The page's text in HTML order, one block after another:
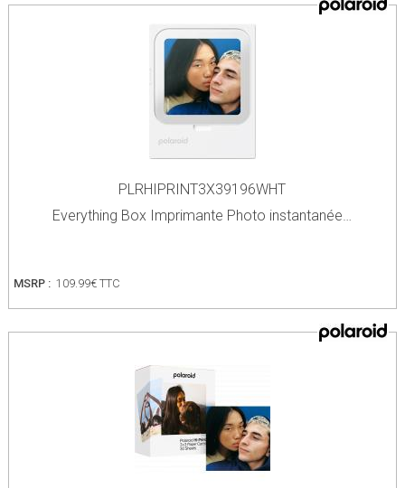
PLRHIPRINT3X39196WHT
Everything Box Imprimante Photo instantanée…
MSRP : 109.99€ TTC